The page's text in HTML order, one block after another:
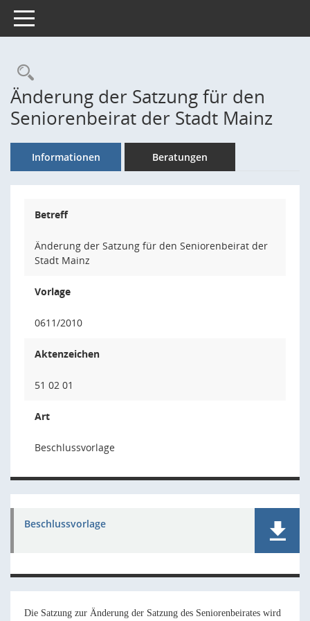
Toggle navigation
Rechercheauswahl
Änderung der Satzung für den
Seniorenbeirat der Stadt Mainz
Informationen Beratungen
Betreff
Änderung der Satzung für den Seniorenbeirat der
Stadt Mainz
Vorlage
0611/2010
Aktenzeichen
51 02 01
Art
Beschlussvorlage
Beschlussvorlage
Die Satzung zur Änderung der Satzung des Seniorenbeirates wird